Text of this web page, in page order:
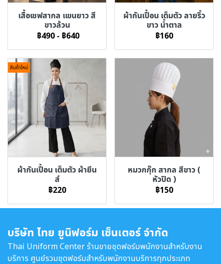
เสื้อเชฟสากล แขนยาว สี
ขาวล้วน
฿490 - ฿640
ผ้ากันเปื้อน เต็มตัว ลายริ้ว
ขาว น้ำตาล
฿160
สินค้าใหม่
ผ้ากันเปื้อน เต็มตัว ผ้ายีน
ส์
฿220
หมวกกุ๊ก สากล สีขาว (
หัวปิด )
฿150
บริษัท ไทย ยูนิฟอร์ม เซ็นเตอร์ จำกัด
Thai Uniform Center ร้านขายชุดฟอร์มพนักงานสำหรับงาน
บริการ ศูนย์รวมชุดฟอร์มสำหรับพนักงานบริการทุกประเภท